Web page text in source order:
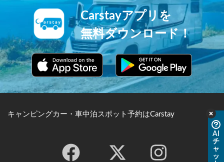
AI
チ
ャ
ッ
Carstayアプリを
無料ダウンロード！
キャンピングカー・車中泊スポット予約はCarstay